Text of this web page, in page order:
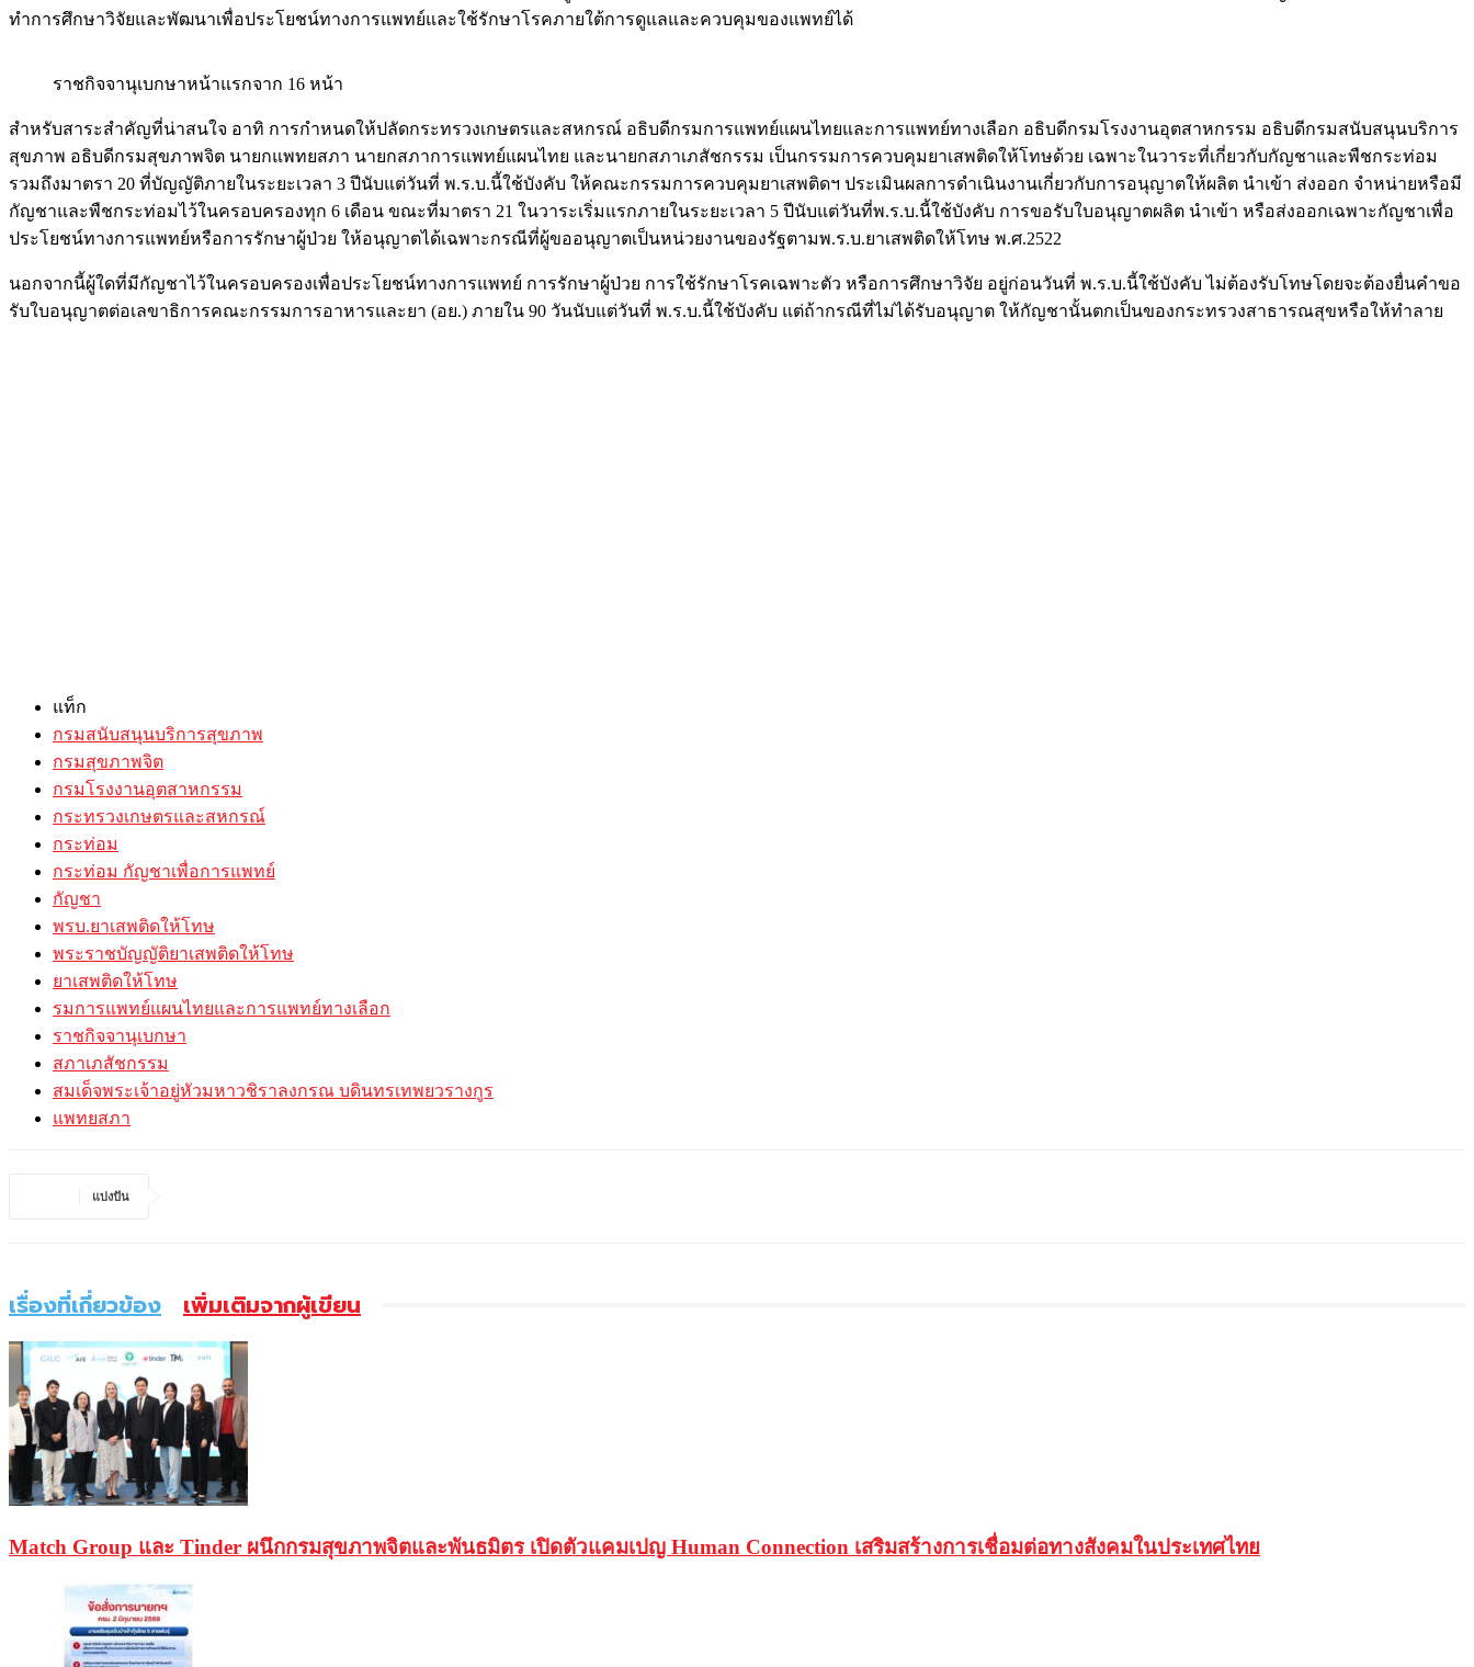
ทำการศึกษาวิจัยและพัฒนาเพื่อประโยชน์ทางการแพทย์และใช้รักษาโรคภายใต้การดูแลและควบคุมของแพทย์ได้
ราชกิจจานุเบกษาหน้าแรกจาก 16 หน้า
สำหรับสาระสำคัญที่น่าสนใจ อาทิ การกำหนดให้ปลัดกระทรวงเกษตรและสหกรณ์ อธิบดีกรมการแพทย์แผนไทยและการแพทย์ทางเลือก อธิบดีกรมโรงงานอุตสาหกรรม อธิบดีกรมสนับสนุนบริการ
สุขภาพ อธิบดีกรมสุขภาพจิต นายกแพทยสภา นายกสภาการแพทย์แผนไทย และนายกสภาเภสัชกรรม เป็นกรรมการควบคุมยาเสพติดให้โทษด้วย เฉพาะในวาระที่เกี่ยวกับกัญชาและพืชกระท่อม
รวมถึงมาตรา 20 ที่บัญญัติภายในระยะเวลา 3 ปีนับแต่วันที่ พ.ร.บ.นี้ใช้บังคับ ให้คณะกรรมการควบคุมยาเสพติดฯ ประเมินผลการดำเนินงานเกี่ยวกับการอนุญาตให้ผลิต นำเข้า ส่งออก จำหน่ายหรือมี
กัญชาและพืชกระท่อมไว้ในครอบครองทุก 6 เดือน ขณะที่มาตรา 21 ในวาระเริ่มแรกภายในระยะเวลา 5 ปีนับแต่วันที่พ.ร.บ.นี้ใช้บังคับ การขอรับใบอนุญาตผลิต นำเข้า หรือส่งออกเฉพาะกัญชาเพื่อ
ประโยชน์ทางการแพทย์หรือการรักษาผู้ป่วย ให้อนุญาตได้เฉพาะกรณีที่ผู้ขออนุญาตเป็นหน่วยงานของรัฐตามพ.ร.บ.ยาเสพติดให้โทษ พ.ศ.2522
นอกจากนี้ผู้ใดที่มีกัญชาไว้ในครอบครองเพื่อประโยชน์ทางการแพทย์ การรักษาผู้ป่วย การใช้รักษาโรคเฉพาะตัว หรือการศึกษาวิจัย อยู่ก่อนวันที่ พ.ร.บ.นี้ใช้บังคับ ไม่ต้องรับโทษโดยจะต้องยื่นคำขอ
รับใบอนุญาตต่อเลขาธิการคณะกรรมการอาหารและยา (อย.) ภายใน 90 วันนับแต่วันที่ พ.ร.บ.นี้ใช้บังคับ แต่ถ้ากรณีที่ไม่ได้รับอนุญาต ให้กัญชานั้นตกเป็นของกระทรวงสาธารณสุขหรือให้ทำลาย
แท็ก
กรมสนับสนุนบริการสุขภาพ
กรมสุขภาพจิต
กรมโรงงานอุตสาหกรรม
กระทรวงเกษตรและสหกรณ์
กระท่อม
กระท่อม กัญชาเพื่อการแพทย์
กัญชา
พรบ.ยาเสพติดให้โทษ
พระราชบัญญัติยาเสพติดให้โทษ
ยาเสพติดให้โทษ
รมการแพทย์แผนไทยและการแพทย์ทางเลือก
ราชกิจจานุเบกษา
สภาเภสัชกรรม
สมเด็จพระเจ้าอยู่หัวมหาวชิราลงกรณ บดินทรเทพยวรางกูร
แพทยสภา
แบ่งปัน
เรื่องที่เกี่ยวข้อง เพิ่มเติมจากผู้เขียน
Match Group และ Tinder ผนึกกรมสุขภาพจิตและพันธมิตร เปิดตัวแคมเปญ Human Connection เสริมสร้างการเชื่อมต่อทางสังคมในประเทศไทย